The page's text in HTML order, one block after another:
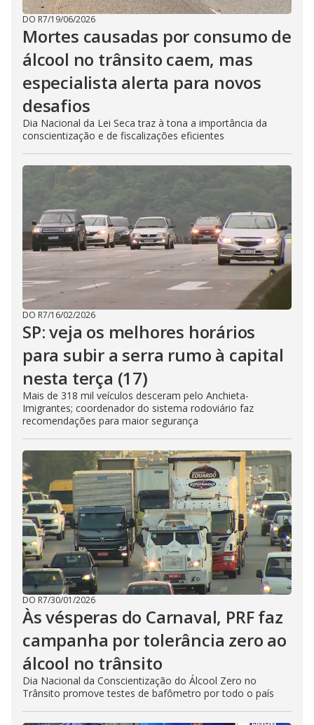
DO R7/19/06/2026
Mortes causadas por consumo de
álcool no trânsito caem, mas
especialista alerta para novos
desafios
Dia Nacional da Lei Seca traz à tona a importância da
conscientização e de fiscalizações eficientes
DO R7/16/02/2026
SP: veja os melhores horários
para subir a serra rumo à capital
nesta terça (17)
Mais de 318 mil veículos desceram pelo Anchieta-
Imigrantes; coordenador do sistema rodoviário faz
recomendações para maior segurança
DO R7/30/01/2026
Às vésperas do Carnaval, PRF faz
campanha por tolerância zero ao
álcool no trânsito
Dia Nacional da Conscientização do Álcool Zero no
Trânsito promove testes de bafômetro por todo o país